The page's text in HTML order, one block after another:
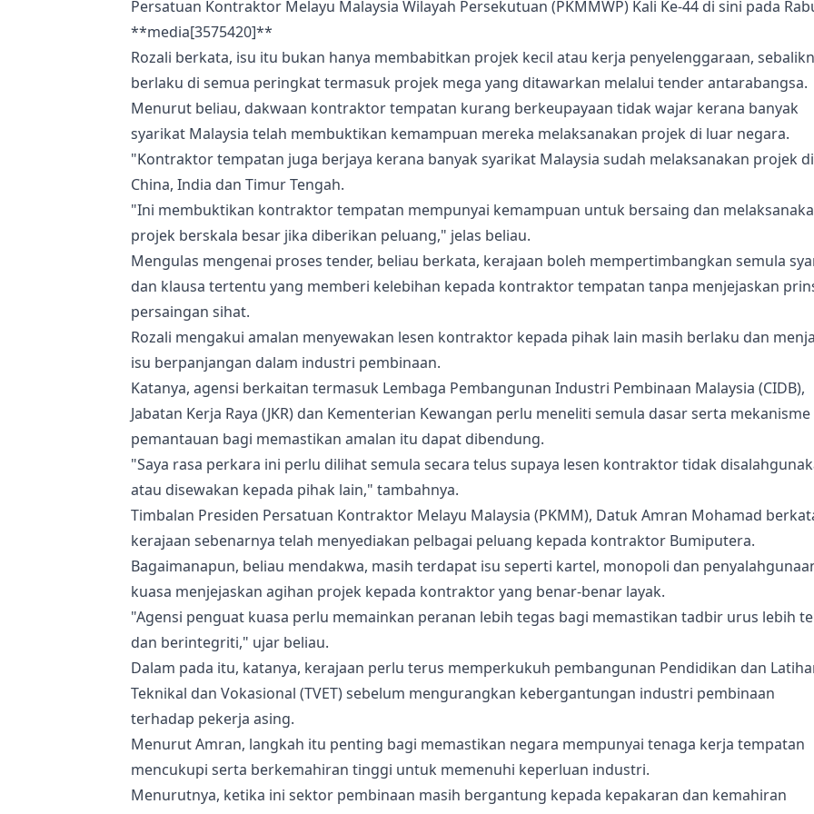
Persatuan Kontraktor Melayu Malaysia Wilayah Persekutuan (PKMMWP) Kali Ke-44 di sini pada
**media[3575420]**
Rozali berkata, isu itu bukan hanya membabitkan projek kecil atau kerja penyelenggaraan,
berlaku di semua peringkat termasuk projek mega yang ditawarkan melalui tender antarabangsa.
Menurut beliau, dakwaan kontraktor tempatan kurang berkeupayaan tidak wajar kerana banyak
syarikat Malaysia telah membuktikan kemampuan mereka melaksanakan projek di luar negara.
"Kontraktor tempatan juga berjaya kerana banyak syarikat Malaysia sudah melaksanakan projek di
China, India dan Timur Tengah.
"Ini membuktikan kontraktor tempatan mempunyai kemampuan untuk bersaing dan
projek berskala besar jika diberikan peluang," jelas beliau.
Mengulas mengenai proses tender, beliau berkata, kerajaan boleh mempertimbangkan semula
dan klausa tertentu yang memberi kelebihan kepada kontraktor tempatan tanpa menjejaskan
persaingan sihat.
Rozali mengakui amalan menyewakan lesen kontraktor kepada pihak lain masih berlaku dan
isu berpanjangan dalam industri pembinaan.
Katanya, agensi berkaitan termasuk Lembaga Pembangunan Industri Pembinaan Malaysia (CIDB),
Jabatan Kerja Raya (JKR) dan Kementerian Kewangan perlu meneliti semula dasar serta mekanisme
pemantauan bagi memastikan amalan itu dapat dibendung.
"Saya rasa perkara ini perlu dilihat semula secara telus supaya lesen kontraktor tidak
atau disewakan kepada pihak lain," tambahnya.
Timbalan Presiden Persatuan Kontraktor Melayu Malaysia (PKMM), Datuk Amran Mohamad
kerajaan sebenarnya telah menyediakan pelbagai peluang kepada kontraktor Bumiputera.
Bagaimanapun, beliau mendakwa, masih terdapat isu seperti kartel, monopoli dan
kuasa menjejaskan agihan projek kepada kontraktor yang benar-benar layak.
"Agensi penguat kuasa perlu memainkan peranan lebih tegas bagi memastikan tadbir urus lebih
dan berintegriti," ujar beliau.
Dalam pada itu, katanya, kerajaan perlu terus memperkukuh pembangunan Pendidikan dan
Teknikal dan Vokasional (TVET) sebelum mengurangkan kebergantungan industri pembinaan
terhadap pekerja asing.
Menurut Amran, langkah itu penting bagi memastikan negara mempunyai tenaga kerja tempatan
mencukupi serta berkemahiran tinggi untuk memenuhi keperluan industri.
Menurutnya, ketika ini sektor pembinaan masih bergantung kepada kepakaran dan kemahiran